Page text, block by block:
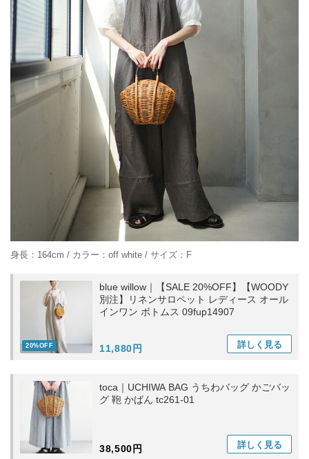
身長：164cm / カラー：off white / サイズ：F
20%OFF
blue willow｜【SALE 20%OFF】【WOODY
別注】リネンサロペット レディース オール
インワン ボトムス 09fup14907
11,880円 詳しく 見る
toca｜UCHIWA BAG うちわバッグ かごバッ
グ 鞄 かばん tc261-01
38,500円 詳しく 見る